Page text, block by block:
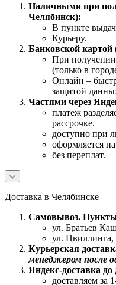
Наличными при
Челябинск):
В пункте
Курьеру.
Банковской
При
(только в
Онлайн –
защитой
Частями через
платеж
рассрочке.
доступно при
оформляется
без переплат.
Доставка в Челябинске
Самовывоз.
ул. Братьев
ул.
Курьерская
менеджером после
Яндекс-доставка
доставляем за